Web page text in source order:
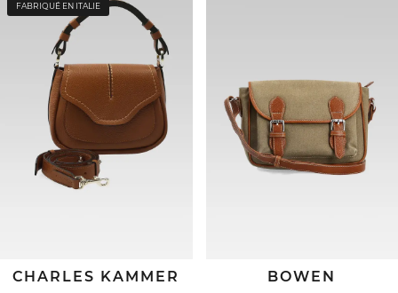
FABRIQUÉ EN ITALIE
CHARLES KAMMER BOWEN